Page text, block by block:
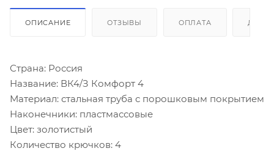
ОПИСАНИЕ ОТЗЫВЫ ОПЛАТА
Страна: Россия
Название: ВК4/З Комфорт 4
Материал: стальная труба с порошковым покрытием
Наконечники: пластмассовые
Цвет: золотистый
Количество крючков: 4